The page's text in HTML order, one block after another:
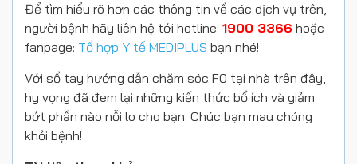
Để tìm hiểu rõ hơn các thông tin về các dịch vụ trên,
người bệnh hãy liên hệ tới hotline: 1900 3366 hoặc
fanpage: Tổ hợp Y tế MEDIPLUS bạn nhé!
Với sổ tay hướng dẫn chăm sóc F0 tại nhà trên đây,
hy vọng đã đem lại những kiến thức bổ ích và giảm
bớt phần nào nỗi lo cho bạn. Chúc bạn mau chóng
khỏi bệnh!